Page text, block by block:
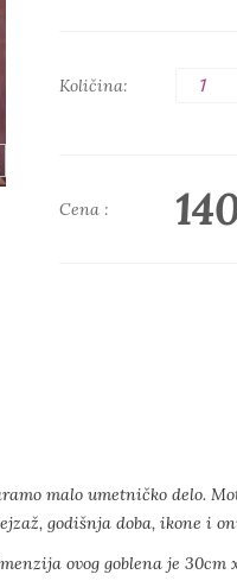
Količina:
Cena :
malo umetničko delo.
godišnja doba, ikone i
ovog goblena je